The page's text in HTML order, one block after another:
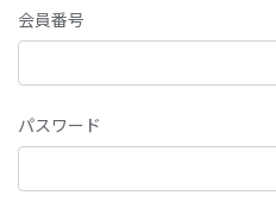
会員番号
パスワード